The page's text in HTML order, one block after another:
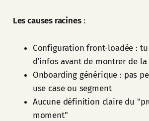
Les causes racines:
Configuration front-loadée :
d'infos avant de montrer de la
Onboarding générique : pas
use case ou segment
Aucune définition claire du
moment"